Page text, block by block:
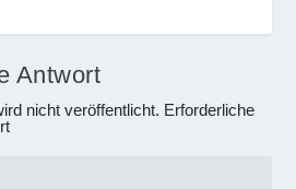
Antwort
nicht veröffentlicht. Erforderliche